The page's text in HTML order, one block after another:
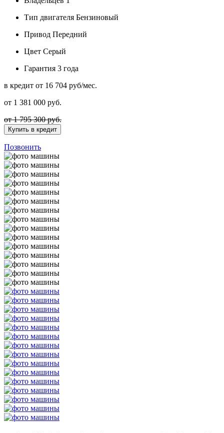
Тип двигателя Бензиновый
Привод Передний
Цвет Серый
Гарантия 3 года
в кредит от 16 704 руб/мес.
от 1 381 000 руб.
от 1 795 300 руб.
Купить в кредит
Позвонить